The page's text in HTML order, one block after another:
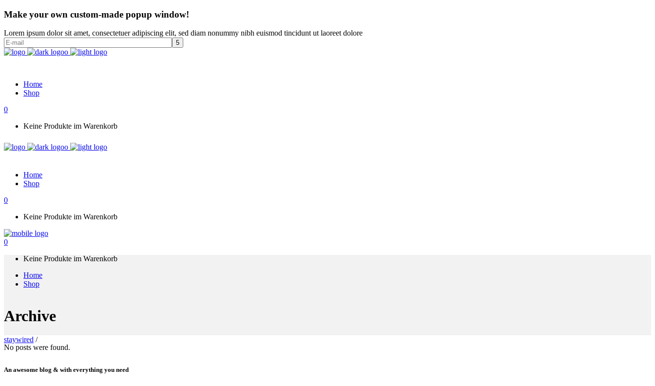
Make your own custom-made popup window!
Lorem ipsum dolor sit amet, consectetuer adipiscing elit, sed diam nonummy nibh euismod tincidunt ut laoreet dolore
Home
Shop
0
Keine Produkte im Warenkorb
Home
Shop
0
Keine Produkte im Warenkorb
0
Keine Produkte im Warenkorb
Home
Shop
Archive
staywired /
No posts were found.
An awesome blog & with everything you need